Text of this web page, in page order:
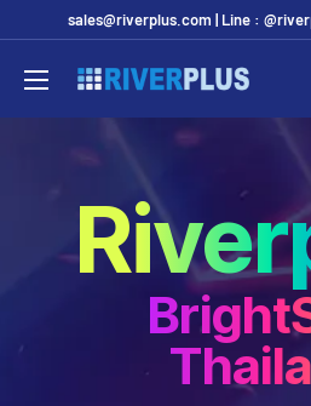
content
sales@riverplus.com | Line :
Riverplus